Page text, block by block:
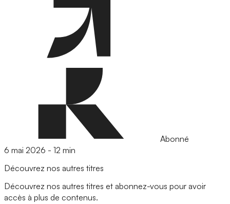
Abonné
6 mai 2026 - 12 min
Découvrez nos autres titres
Découvrez nos autres titres et abonnez-vous pour avoir
accès à plus de contenus.